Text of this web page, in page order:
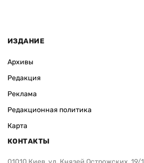
ИЗДАНИЕ
Архивы
Редакция
Реклама
Редакционная политика
Карта
КОНТАКТЫ